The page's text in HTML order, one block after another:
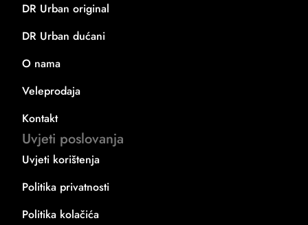
DR Urban original
DR Urban dućani
O nama
Veleprodaja
Kontakt
Uvjeti poslovanja
Uvjeti korištenja
Politika privatnosti
Politika kolačića